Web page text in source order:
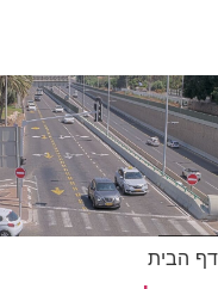
דף הבית